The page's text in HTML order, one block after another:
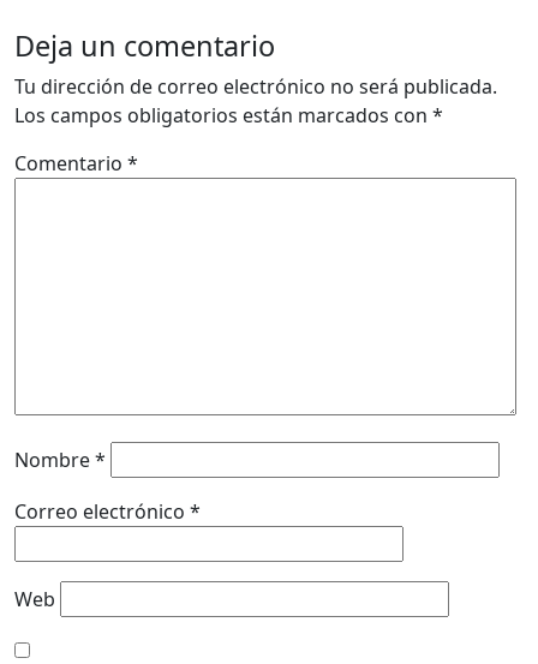
Deja un comentario
Tu dirección de correo electrónico no será publicada.
Los campos obligatorios están marcados con *
Comentario *
Nombre*
Correo electrónico *
Web